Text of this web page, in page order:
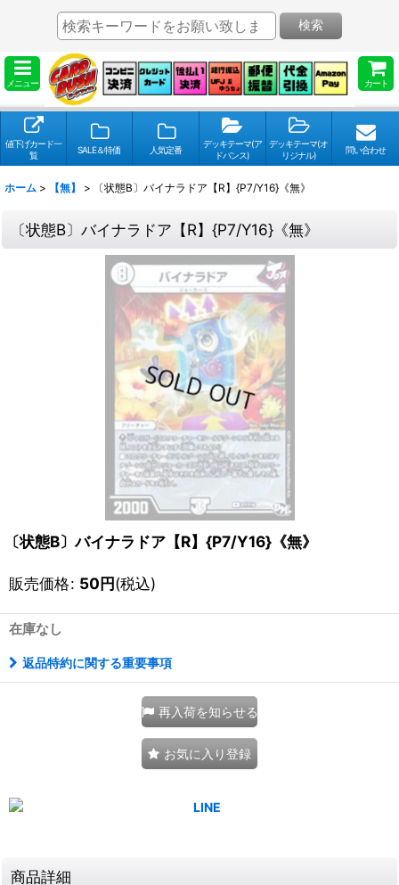
メニュー カート
検索
値下げカード一
覧
SALE＆特価 人気定番
デッキテーマ(ア
ドバンス)
デッキテーマ(オ
リジナル)
問い合わせ
ホーム > 【無】 > 〔状態B〕バイナラドア【R】{P7/Y16}《無》
〔状態B〕バイナラドア【R】{P7/Y16}《無》
〔状態B〕バイナラドア【R】{P7/Y16}《無》
販売価格: 50円(税込)
在庫なし
返品特約に関する重要事項
再入荷を知らせる
お気に入り登録
商品詳細